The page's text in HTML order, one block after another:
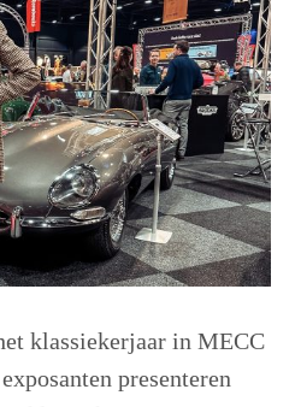
klassiekerjaar in MECC
presenteren